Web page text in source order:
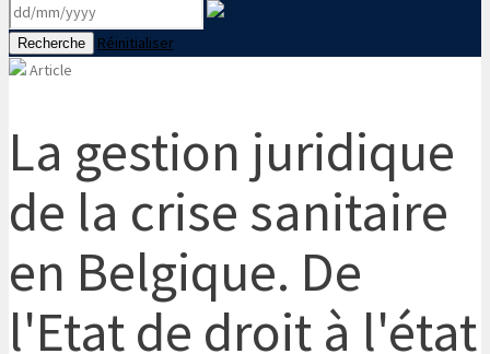
Recherche
Réinitialiser
Article
La gestion juridique
de la crise sanitaire
en Belgique. De
l'Etat de droit à l'état